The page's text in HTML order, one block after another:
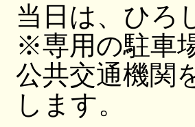
当日は、ひろ
※専用の駐車
公共交通機関
します。